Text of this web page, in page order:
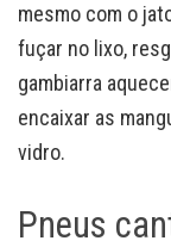
mesmo com o
fuçar no lixo,
gambiarra
encaixar as
vidro.
Pneus